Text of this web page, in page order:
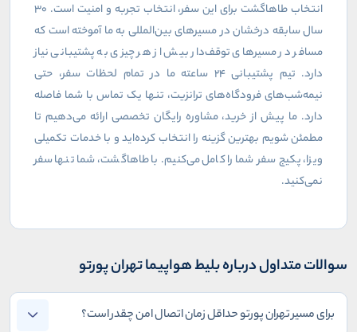
انتخاب طاهاگشت برای این سفر، انتخاب تجربه و امنیت است. ۳۰
سال سابقه درخشان در مسیرهای بین‌المللی به ما آموخته است که
مسافر در مسیرهای توقف‌دار بیش از هر چیزی به پشتیبانی نیاز
دارد. تیم پشتیبانی ۲۴ ساعته ما در تمام لحظات سفر، حتی
نیمه‌شب‌های فرودگاه‌های ترانزیت، تنها یک تماس با شما فاصله
دارد. ما پیش از خرید، مشاوره رایگان تخصصی ارائه می‌دهیم تا
مطمئن شویم بهترین گزینه را انتخاب کرده‌اید و با خدمات تکمیلی
ویزا، پکیج سفر شما را کامل می‌کنیم. با طاهاگشت، شما تنها سفر
نمی‌کنید.
سوالات متداول درباره بلیط هواپیما تهران پورتو
برای مسیر تهران پورتو حداقل زمان اتصال امن چقدر است؟